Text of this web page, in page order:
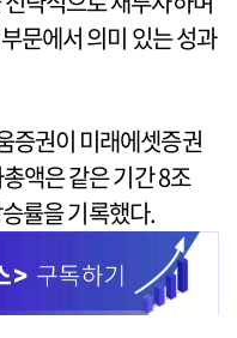
문에서 의미 있는 성과
증권이 미래에셋증권
액은 같은 기간 8조
률을 기록했다.